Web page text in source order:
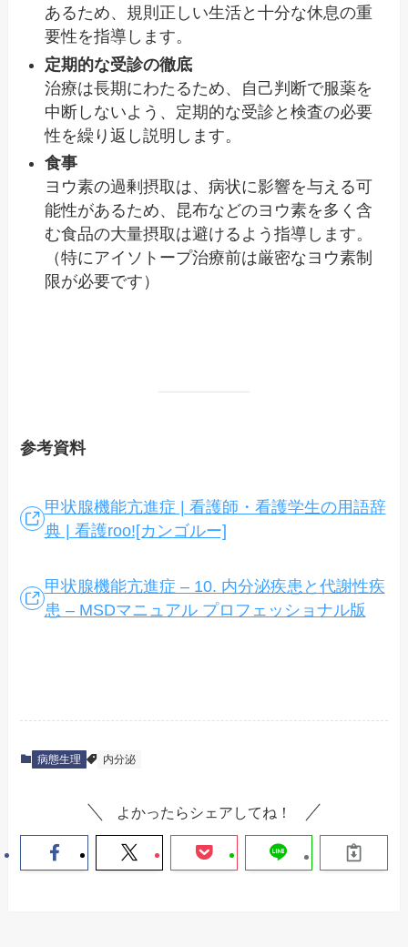
あるため、規則正しい生活と十分な休息の重
要性を指導します。
定期的な受診の徹底
治療は長期にわたるため、自己判断で服薬を
中断しないよう、定期的な受診と検査の必要
性を繰り返し説明します。
食事
ヨウ素の過剰摂取は、病状に影響を与える可
能性があるため、昆布などのヨウ素を多く含
む食品の大量摂取は避けるよう指導します。
（特にアイソトープ治療前は厳密なヨウ素制
限が必要です）
参考資料
甲状腺機能亢進症 | 看護師・看護学生の用語辞
典 | 看護roo![カンゴルー]
甲状腺機能亢進症 – 10. 内分泌疾患と代謝性疾
患 – MSDマニュアル プロフェッショナル版
病態生理 内分泌
よかったらシェアしてね！